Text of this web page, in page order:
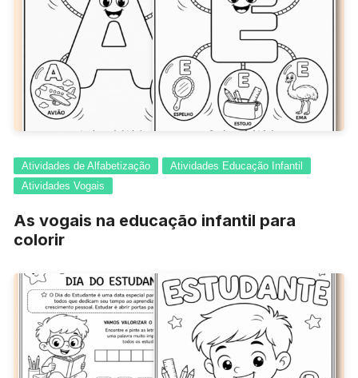
Atividades de Alfabetização
Atividades Educação Infantil
Atividades Vogais
As vogais na educação infantil para
colorir